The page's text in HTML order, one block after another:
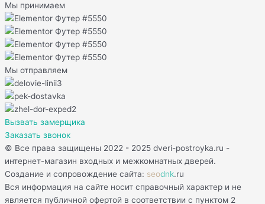
Мы принимаем
Мы отправляем
Вызвать замерщика
Заказать звонок
© Все права защищены 2022 - 2025 dveri-postroyka.ru -
интернет-магазин входных и межкомнатных дверей.
Создание и сопровождение сайта: seodnk.ru
Вся информация на сайте носит справочный характер и не
является публичной офертой в соответствии с пунктом 2